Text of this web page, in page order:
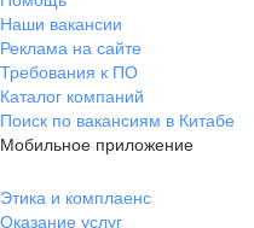
Наши вакансии
Реклама на сайте
Требования к ПО
Каталог компаний
Поиск по вакансиям в Китабе
Мобильное приложение
Этика и комплаенс
Оказание услуг